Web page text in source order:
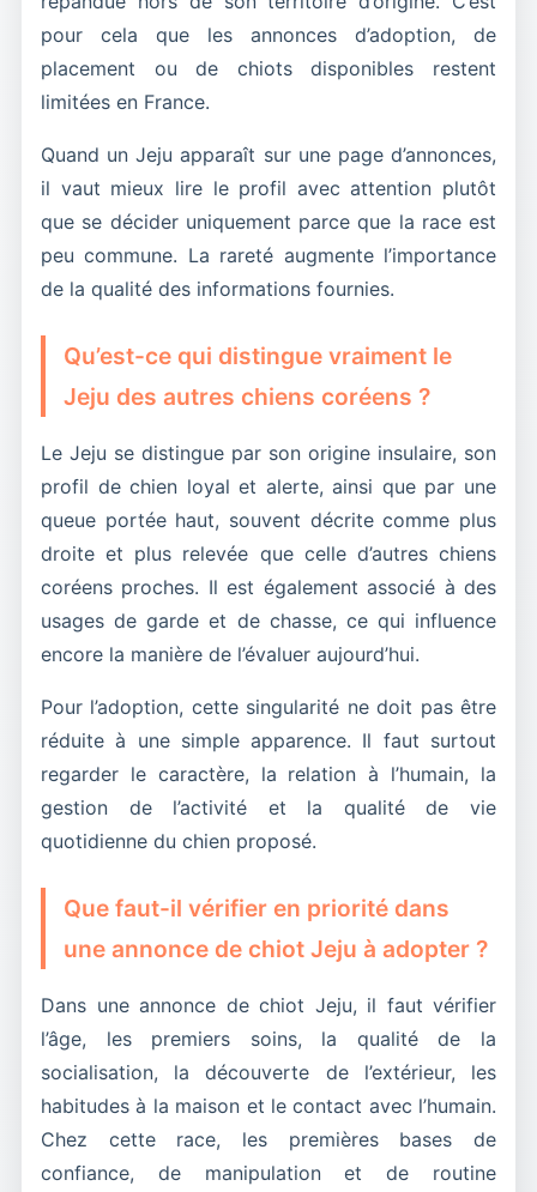
pour cela que les annonces d’adoption, de
placement ou de chiots disponibles restent
limitées en France.
Quand un Jeju apparaît sur une page d’annonces,
il vaut mieux lire le profil avec attention plutôt
que se décider uniquement parce que la race est
peu commune. La rareté augmente l’importance
de la qualité des informations fournies.
Qu’est-ce qui distingue vraiment le
Jeju des autres chiens coréens ?
Le Jeju se distingue par son origine insulaire, son
profil de chien loyal et alerte, ainsi que par une
queue portée haut, souvent décrite comme plus
droite et plus relevée que celle d’autres chiens
coréens proches. Il est également associé à des
usages de garde et de chasse, ce qui influence
encore la manière de l’évaluer aujourd’hui.
Pour l’adoption, cette singularité ne doit pas être
réduite à une simple apparence. Il faut surtout
regarder le caractère, la relation à l’humain, la
gestion de l’activité et la qualité de vie
quotidienne du chien proposé.
Que faut-il vérifier en priorité dans
une annonce de chiot Jeju à adopter ?
Dans une annonce de chiot Jeju, il faut vérifier
l’âge, les premiers soins, la qualité de la
socialisation, la découverte de l’extérieur, les
habitudes à la maison et le contact avec l’humain.
Chez cette race, les premières bases de
confiance, de manipulation et de routine